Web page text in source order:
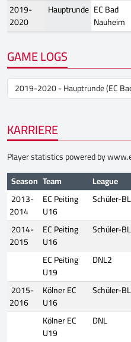
2019-
2020
Hauptrunde EC Bad
Nauheim
GAME LOGS
KARRIERE
Player statistics powered by
Season Team League
2013-
2014
EC Peiting
U16
Schüler-BL
2014-
2015
EC Peiting
U16
Schüler-BL
EC Peiting
U19
DNL2
2015-
2016
Kölner EC
U16
Schüler-BL
Kölner EC
U19
DNL